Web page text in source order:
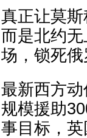
真正让莫
而是北约
场，锁死俄
最新西方
规模援助
事目标，